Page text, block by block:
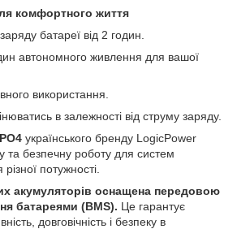
комфортного життя
батареї від 2 годин.
автономного живлення для вашої
використання.
в залежності від струму заряду.
українського бренду LogicPower
та безпечну роботу для систем
потужності.
акумуляторів оснащена передовою
батареями (BMS). Це гарантує
довговічність і безпеку в